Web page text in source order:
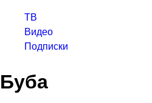
ТВ
Видео
Подписки
Буба